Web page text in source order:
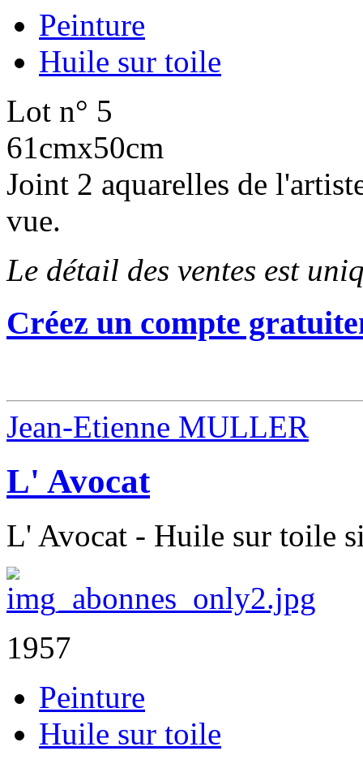
Peinture
Huile sur toile
Lot n° 5
61cmx50cm
Joint 2 aquarelles de
vue.
Le détail des ventes est
Créez un compte
Jean-Etienne MULLER
L' Avocat
L' Avocat - Huile sur toile
1957
Peinture
Huile sur toile